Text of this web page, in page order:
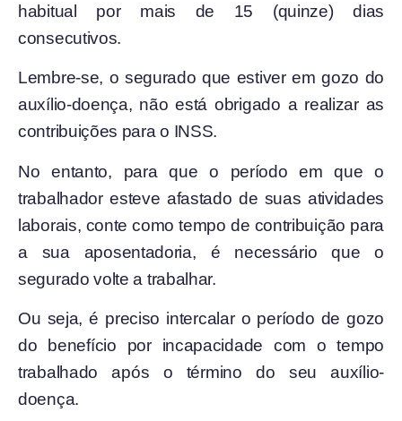
habitual por mais de 15 (quinze) dias
consecutivos.
Lembre-se, o segurado que estiver em gozo do
auxílio-doença, não está obrigado a realizar as
contribuições para o INSS.
No entanto, para que o período em que o
trabalhador esteve afastado de suas atividades
laborais, conte como tempo de contribuição para
a sua aposentadoria, é necessário que o
segurado volte a trabalhar.
Ou seja, é preciso intercalar o período de gozo
do benefício por incapacidade com o tempo
trabalhado após o término do seu auxílio-
doença.